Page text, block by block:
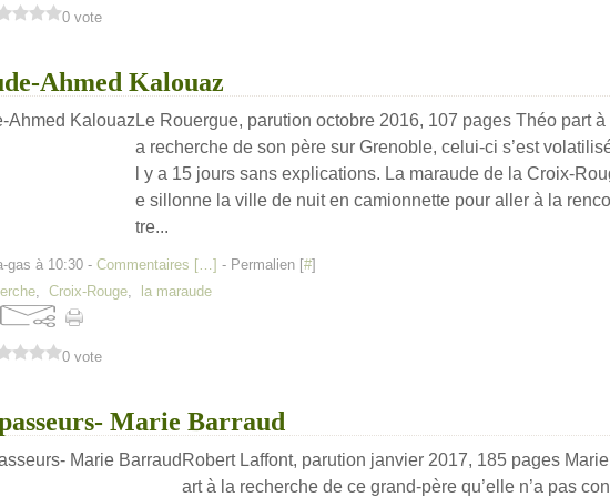
0 vote
Ahmed Kalouaz
Le Rouergue, parution octobre 2016, 107 pages Théo part à l
a recherche de son père sur Grenoble, celui-ci s’est
l y a 15 jours sans explications. La maraude de la Croix-
e sillonne la ville de nuit en camionnette pour aller à la
tre...
gas à 10:30 - Commentaires […] - Permalien [#]
, Croix-Rouge, la maraude
0 vote
Marie Barraud
Robert Laffont, parution janvier 2017, 185 pages
art à la recherche de ce grand-père qu’elle n’a pas